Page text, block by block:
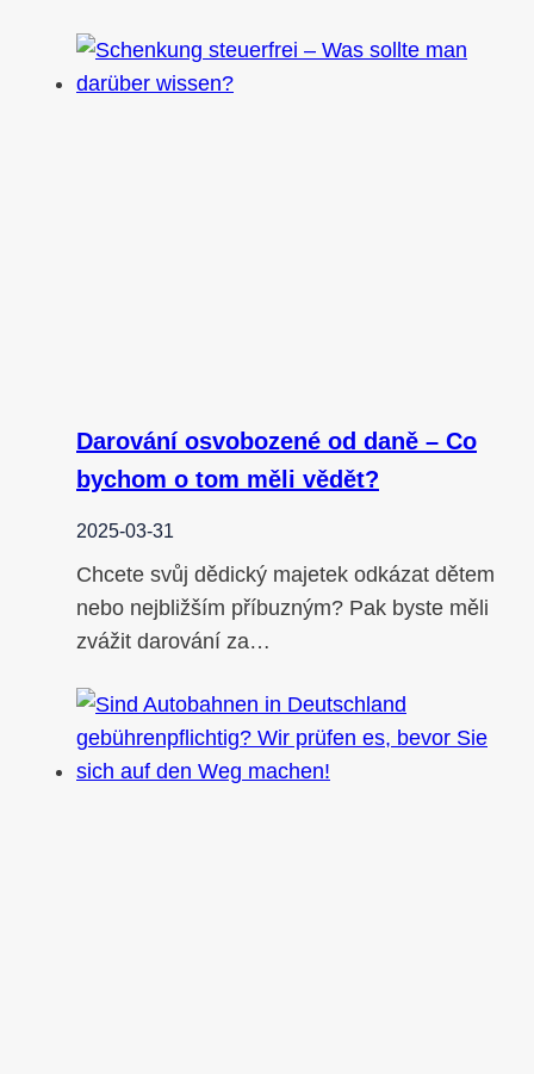
Darování osvobozené od daně – Co
bychom o tom měli vědět?
2025-03-31
Chcete svůj dědický majetek odkázat dětem
nebo nejbližším příbuzným? Pak byste měli
zvážit darování za…